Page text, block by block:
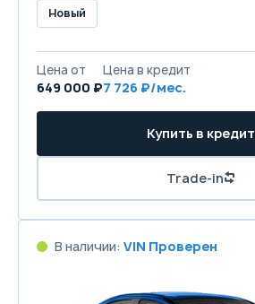
Новый
Цена от
649 000 ₽
Цена в кредит
7 726 ₽/мес.
Купить в кредит
Trade-in
В наличии: VIN Проверен